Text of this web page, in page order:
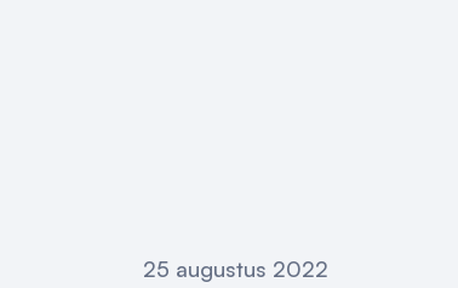
25 augustus 2022